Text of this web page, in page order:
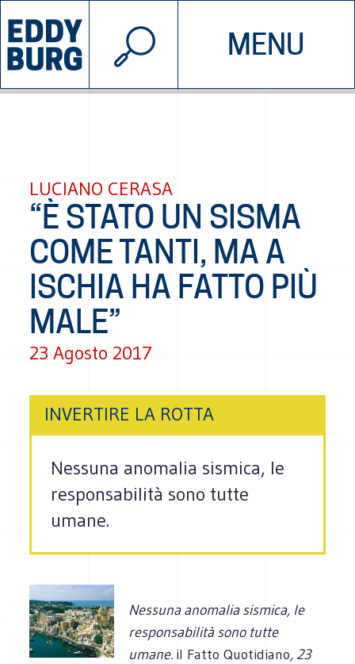
MENU
INIZIATIVE CHI SIAMO
© 2026 EDDYBURG
LUCIANO CERASA
“È STATO UN SISMA
COME TANTI, MA A
ISCHIA HA FATTO PIÙ
MALE”
23 Agosto 2017
INVERTIRE LA ROTTA
Nessuna anomalia sismica, le
responsabilità sono tutte
umane.
Nessuna anomalia sismica, le
responsabilità sono tutte
umane. il Fatto Quotidiano, 23